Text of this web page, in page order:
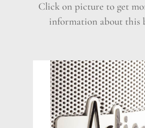
Click on picture to get
information about this